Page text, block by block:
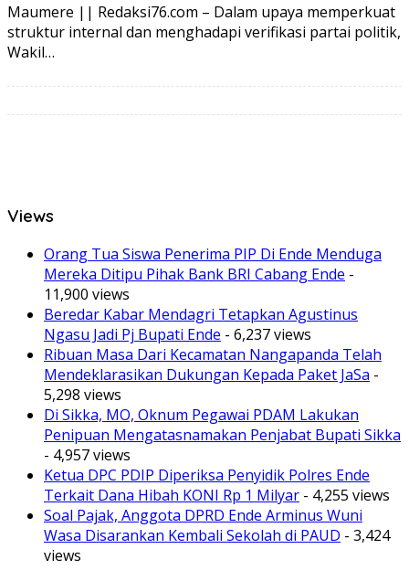
Maumere || Redaksi76.com – Dalam upaya memperkuat
struktur internal dan menghadapi verifikasi partai politik,
Wakil…
Views
Orang Tua Siswa Penerima PIP Di Ende Menduga
Mereka Ditipu Pihak Bank BRI Cabang Ende -
11,900 views
Beredar Kabar Mendagri Tetapkan Agustinus
Ngasu Jadi Pj Bupati Ende - 6,237 views
Ribuan Masa Dari Kecamatan Nangapanda Telah
Mendeklarasikan Dukungan Kepada Paket JaSa -
5,298 views
Di Sikka, MO, Oknum Pegawai PDAM Lakukan
Penipuan Mengatasnamakan Penjabat Bupati Sikka
- 4,957 views
Ketua DPC PDIP Diperiksa Penyidik Polres Ende
Terkait Dana Hibah KONI Rp 1 Milyar - 4,255 views
Soal Pajak, Anggota DPRD Ende Arminus Wuni
Wasa Disarankan Kembali Sekolah di PAUD - 3,424
views